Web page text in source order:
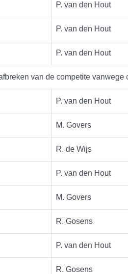
P. van den Hout
P. van den Hout
P. van den Hout
van de competite vanwege
P. van den Hout
M. Govers
R. de Wijs
P. van den Hout
M. Govers
R. Gosens
P. van den Hout
R. Gosens